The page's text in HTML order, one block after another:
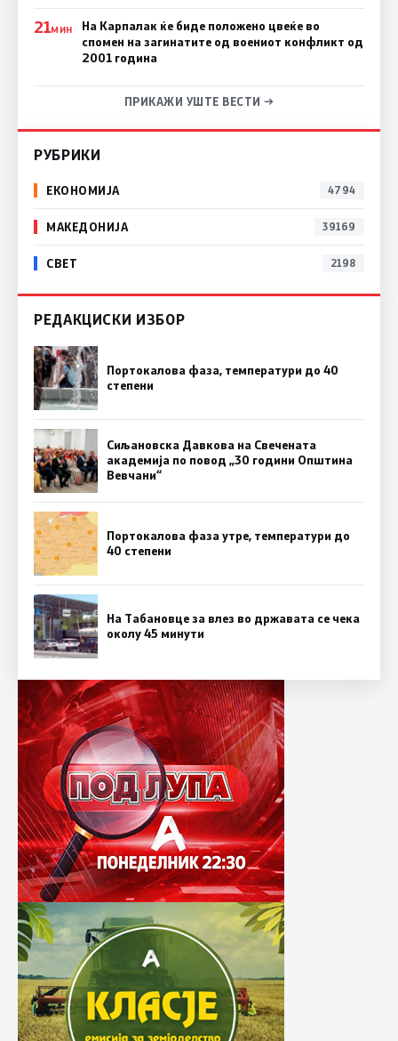
21МИН
На Карпалак ќе биде положено цвеќе во
спомен на загинатите од воениот конфликт од
2001 година
ПРИКАЖИ УШТЕ ВЕСТИ →
РУБРИКИ
ЕКОНОМИЈА 4794
МАКЕДОНИЈА 39169
СВЕТ 2198
РЕДАКЦИСКИ ИЗБОР
Портокалова фаза, температури до 40
степени
Сиљановска Давкова на Свечената
академија по повод „30 години Општина
Вевчани“
Портокалова фаза утре, температури до
40 степени
На Табановце за влез во државата се чека
околу 45 минути